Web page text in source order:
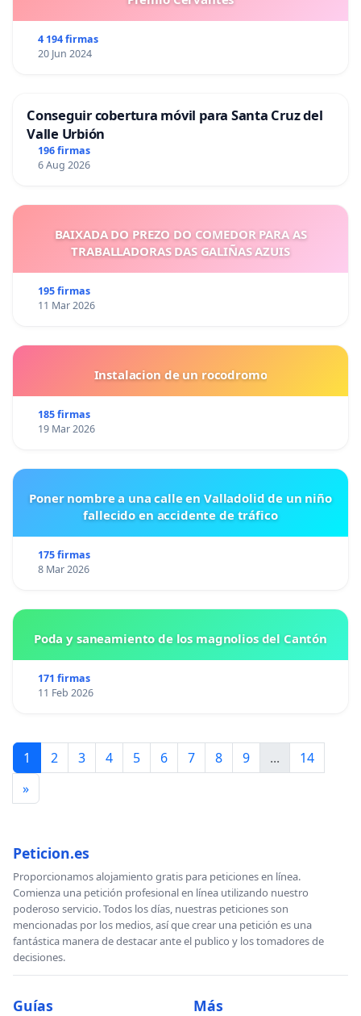
4 194 firmas
20 Jun 2024
Conseguir cobertura móvil para Santa Cruz del
Valle Urbión
196 firmas
6 Aug 2026
BAIXADA DO PREZO DO COMEDOR PARA AS
TRABALLADORAS DAS GALIÑAS AZUIS
195 firmas
11 Mar 2026
Instalacion de un rocodromo
185 firmas
19 Mar 2026
Poner nombre a una calle en Valladolid de un niño
fallecido en accidente de tráfico
175 firmas
8 Mar 2026
Poda y saneamiento de los magnolios del Cantón
171 firmas
11 Feb 2026
1 2 3 4 5 6 7 8 9 ...
14
»
Peticion.es
Proporcionamos alojamiento gratis para peticiones en línea.
Comienza una petición profesional en línea utilizando nuestro
poderoso servicio. Todos los días, nuestras peticiones son
mencionadas por los medios, así que crear una petición es una
fantástica manera de destacar ante el publico y los tomadores de
decisiones.
Guías Más